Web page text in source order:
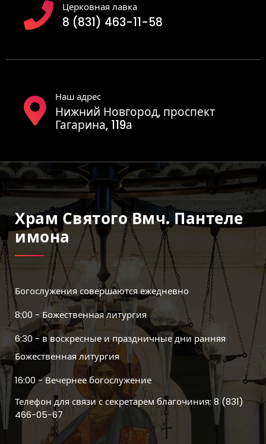
Церковная лавка
8 (831) 463-11-58
Наш адрес
Нижний Новгород, проспект
Гагарина, 119а
Храм Святого Вмч. Пантеле
Имона
Богослужения совершаются ежедневно
8:00 - Божественная литургия
6:30 - в воскресные и праздничные дни ранняя
Божественная литургия
16:00 - Вечернее богослужение
Телефон для связи с секретарем благочиния: 8 (831)
466-05-67